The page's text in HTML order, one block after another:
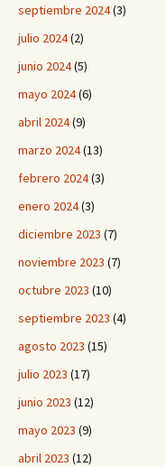
septiembre 2024(3)
julio 2024(2)
junio 2024(5)
mayo 2024(6)
abril 2024(9)
marzo 2024(13)
febrero 2024(3)
enero 2024(3)
diciembre 2023 (7)
noviembre 2023 (7)
octubre 2023 (10)
septiembre 2023 (4)
agosto 2023 (15)
julio 2023 (17)
junio 2023 (12)
mayo 2023 (9)
abril 2023 (12)